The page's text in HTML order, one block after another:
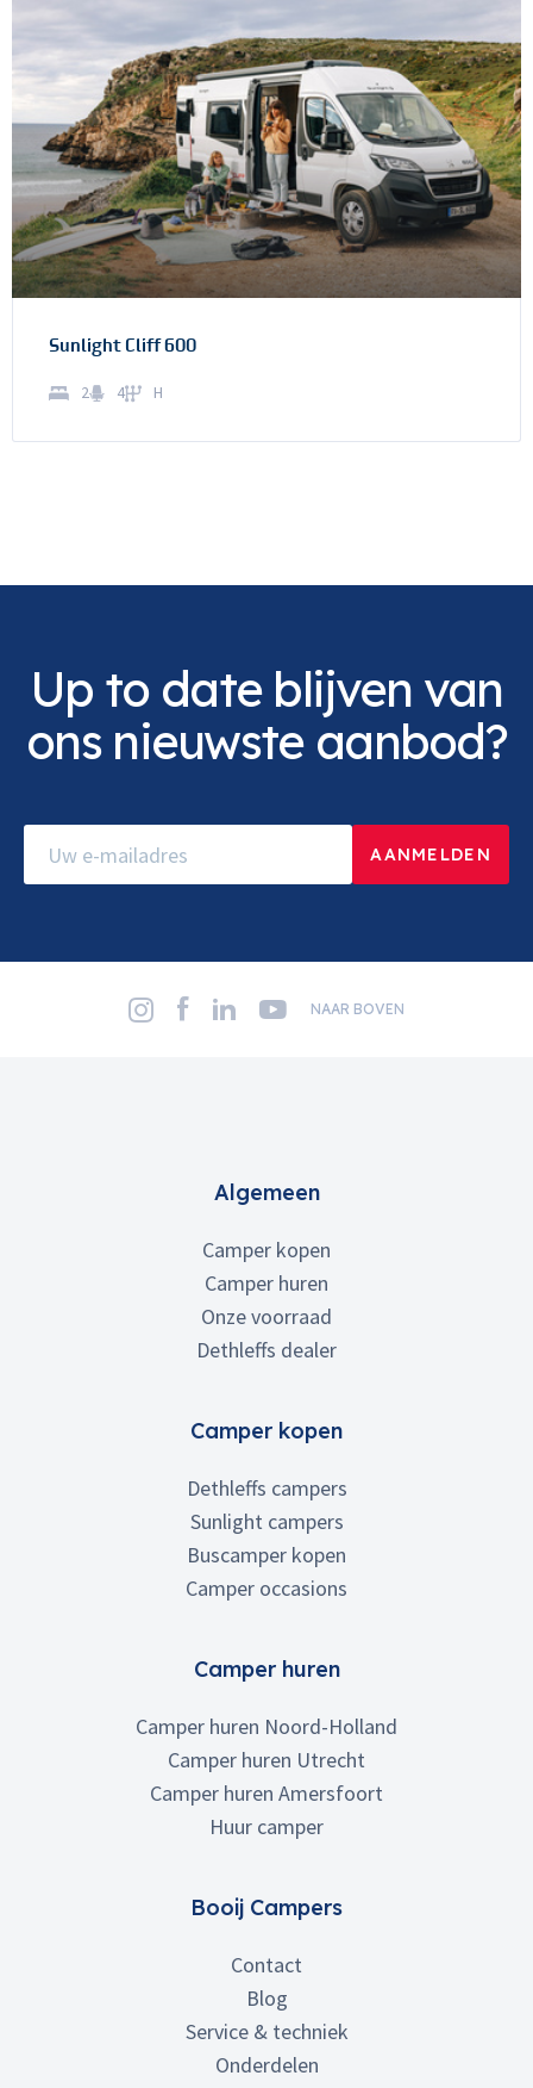
Sunlight Cliff 600
2 4 H
Up to date blijven van
ons nieuwste aanbod?
NAAR BOVEN
Algemeen
Camper kopen
Camper huren
Onze voorraad
Dethleffs dealer
Camper kopen
Dethleffs campers
Sunlight campers
Buscamper kopen
Camper occasions
Camper huren
Camper huren Noord-Holland
Camper huren Utrecht
Camper huren Amersfoort
Huur camper
Booij Campers
Contact
Blog
Service & techniek
Onderdelen